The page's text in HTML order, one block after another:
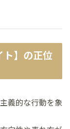
ト】の正位
義的な行動を象